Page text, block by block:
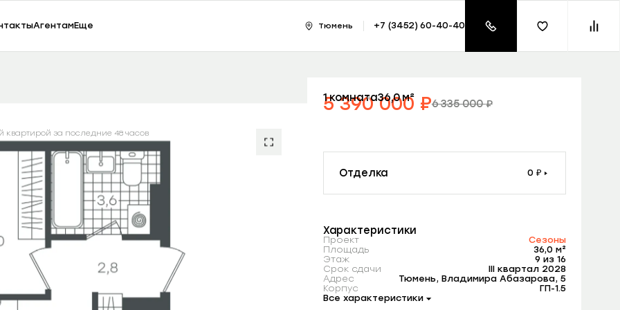
АгентамЕще Тюмень +7 (3452) 60-40-40
квартирой за последние 48 часов
1 комната36,0 м²
5 390 000 ₽6 335 000₽
Отделка 899 500 ₽
Характеристики
Проект
Сезоны
Площадь
36,0 м²
Этаж
9 из 16
Срок сдачи
III квартал 2028
Адрес
Тюмень, Владимира Абазарова, 5
Корпус
ГП-1.5
Все характеристики